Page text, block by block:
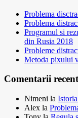
Problema
Problema
Programul si
din Rusia 2018
Probleme
Metoda pixului
Comentarii
Nimeni la
Alex la